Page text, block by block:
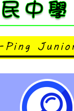
：徐嘉